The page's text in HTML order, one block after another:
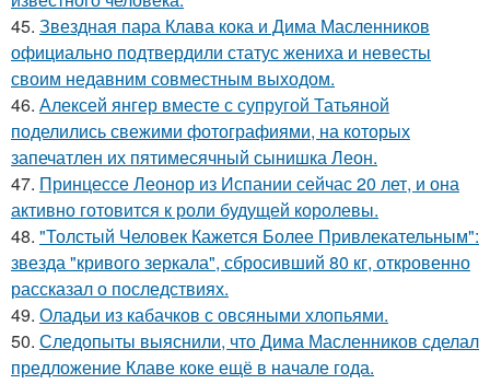
45. Звездная пара Клава кока и Дима Масленников
официально подтвердили статус жениха и невесты
своим недавним совместным выходом.
46. Алексей янгер вместе с супругой Татьяной
поделились свежими фотографиями, на которых
запечатлен их пятимесячный сынишка Леон.
47. Принцессе Леонор из Испании сейчас 20 лет, и она
активно готовится к роли будущей королевы.
48. "Толстый Человек Кажется Более Привлекательным":
звезда "кривого зеркала", сбросивший 80 кг, откровенно
рассказал о последствиях.
49. Оладьи из кабачков с овсяными хлопьями.
50. Следопыты выяснили, что Дима Масленников сделал
предложение Клаве коке ещё в начале года.